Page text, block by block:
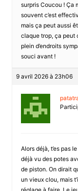
surpris Coucou ! Ça
souvent c’est
mais ça peut aussi
claque trop, ça peut
plein d’endroits
souci avant !
9 avril 2026 à 23h06
Alors déjà, t’es pas
déjà vu des potes
de piston. On dirait
un vieux clou, mais